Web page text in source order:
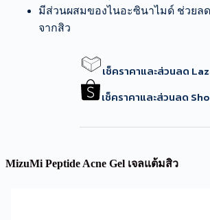
มีส่วนผสมของไนอะซินาไมด์ ช่วยล
จากสิว
เช็คราคาและส่วนลด
เช็คราคาและส่วนลด
MizuMi Peptide Acne Gel เจลแต้มสิว